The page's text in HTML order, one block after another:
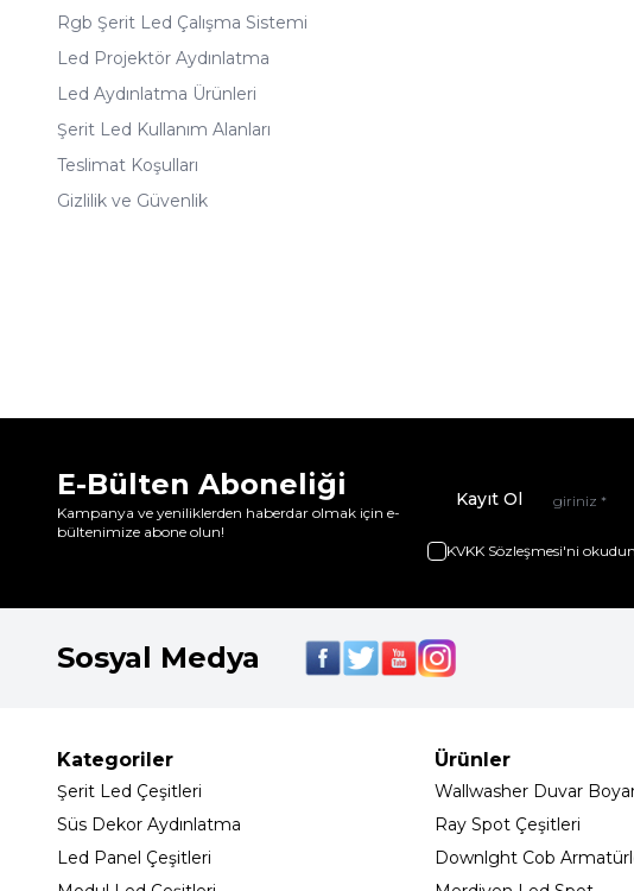
Rgb Şerit Led Çalışma Sistemi
Led Projektör Aydınlatma
Led Aydınlatma Ürünleri
Şerit Led Kullanım Alanları
Teslimat Koşulları
Gizlilik ve Güvenlik
E-Bülten Aboneliği
Kampanya ve yeniliklerden haberdar olmak için e-
bültenimize abone olun!
Kayıt Ol
KVKK Sözleşmesi'ni
Sosyal Medya
Kategoriler
Şerit Led Çeşitleri
Süs Dekor Aydınlatma
Led Panel Çeşitleri
Ürünler
Wallwasher Duvar
Ray Spot Çeşitleri
Downlght Cob